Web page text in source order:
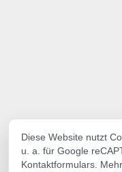
Diese Website nutzt
u. a. für Google
Kontaktformulars.